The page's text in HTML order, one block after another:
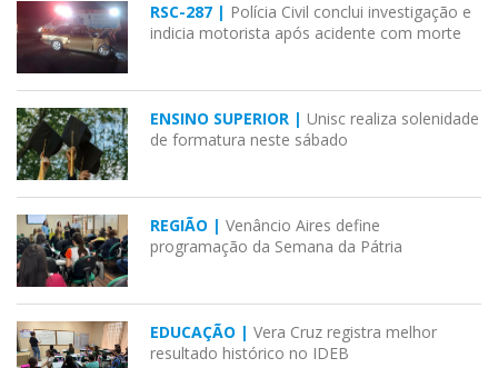
RSC-287 | Polícia Civil conclui investigação e
indicia motorista após acidente com morte
ENSINO SUPERIOR | Unisc realiza solenidade
de formatura neste sábado
REGIÃO | Venâncio Aires define
programação da Semana da Pátria
EDUCAÇÃO | Vera Cruz registra melhor
resultado histórico no IDEB